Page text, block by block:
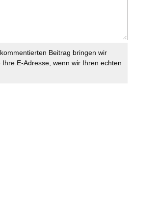
Beitrag bringen wir
E-Adresse, wenn wir Ihren echten